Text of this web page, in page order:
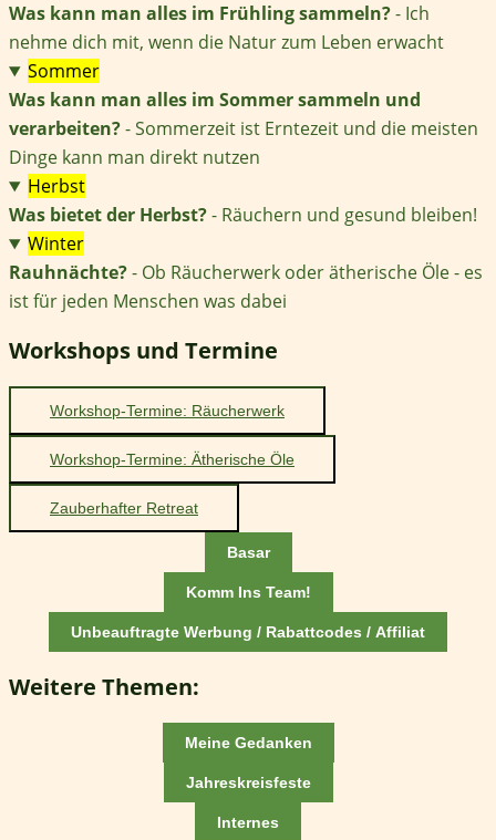
Was kann man alles im Frühling sammeln?- Ich
nehme dich mit, wenn die Natur zum Leben erwacht
Sommer
Was kann man alles im Sommer sammeln und
verarbeiten?- Sommerzeit ist Erntezeit und die meisten
Dinge kann man direkt nutzen
Herbst
Was bietet der Herbst?- Räuchern und gesund bleiben!
Winter
Rauhnächte?- Ob Räucherwerk oder ätherische Öle - es
ist für jeden Menschen was dabei
Workshops und Termine
Workshop-Termine: Räucherwerk
Workshop-Termine: Ätherische Öle
Zauberhafter Retreat
Basar
Komm Ins Team!
Unbeauftragte Werbung / Rabattcodes / Affiliat
Weitere Themen:
Meine Gedanken
Jahreskreisfeste
Internes